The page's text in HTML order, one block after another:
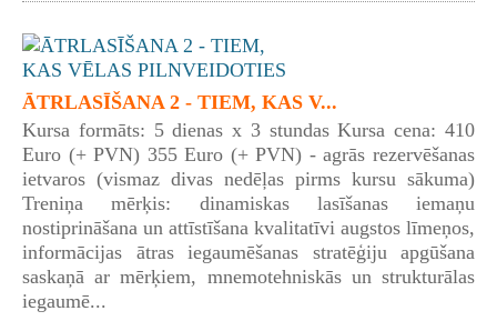
ĀTRLASĪŠANA 2 - TIEM, KAS V...
Kursa formāts: 5 dienas x 3 stundas Kursa cena: 410
Euro (+ PVN) 355 Euro (+ PVN) - agrās rezervēšanas
ietvaros (vismaz divas nedēļas pirms kursu sākuma)
Treniņa mērķis: dinamiskas lasīšanas iemaņu
nostiprināšana un attīstīšana kvalitatīvi augstos līmeņos,
informācijas ātras iegaumēšanas stratēģiju apgūšana
saskaņā ar mērķiem, mnemotehniskās un strukturālas
iegaumē...